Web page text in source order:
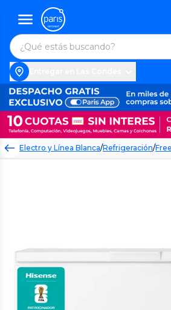
Electro y Línea Blanca/Refrigeración/